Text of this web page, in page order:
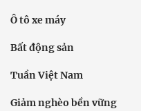
Ô tô xe máy
Bất động sản
Tuần Việt Nam
Giảm nghèo bền vững